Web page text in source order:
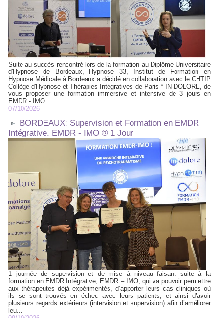
Suite au succès rencontré lors de la formation au Diplôme Universitaire
d'Hypnose de Bordeaux, Hypnose 33, Institut de Formation en
Hypnose Médicale à Bordeaux a décidé en collaboration avec le CHTIP
Collège d'Hypnose et Thérapies Intégratives de Paris * IN-DOLORE, de
vous proposer une formation immersive et intensive de 3 jours en
EMDR - IMO...
07/10/2026
BORDEAUX: Supervision et Formation en EMDR
Intégrative, EMDR - IMO ® 1 Jour
1 journée de supervision et de mise à niveau faisant suite à la
formation en EMDR Intégrative, EMDR – IMO, qui va pouvoir permettre
aux thérapeutes déjà expérimentés, d’apporter leurs cas cliniques où
ils se sont trouvés en échec avec leurs patients, et ainsi d’avoir
plusieurs regards extérieurs (intervision et supervision) afin d’améliorer
leu...